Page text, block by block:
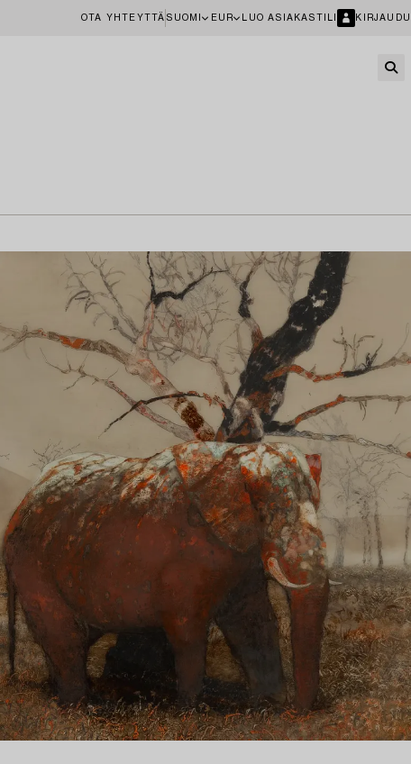
OTA YHTEYTTÄ SUOMI EUR LUO ASIAKASTILI KIRJAUDU